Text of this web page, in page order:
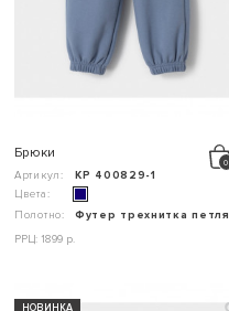
Брюки
Артикул:
КР 400829-1
Цвета:
Полотно:
Футер трехнитка петля
РРЦ: 1899 р.
НОВИНКА